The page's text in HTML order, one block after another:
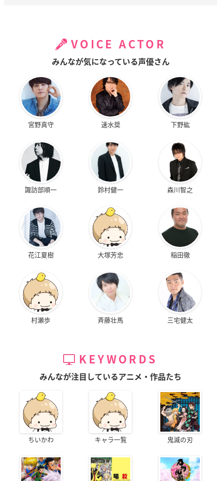
VOICE ACTOR
みんなが気になっている声優さん
宮野真守 速水奨 下野紘
諏訪部順一 鈴村健一 森川智之
花江夏樹 大塚芳忠 稲田徹
村瀬歩 斉藤壮馬 三宅健太
KEYWORDS
みんなが注目しているアニメ・作品たち
ちいかわ キャラ一覧 鬼滅の刃